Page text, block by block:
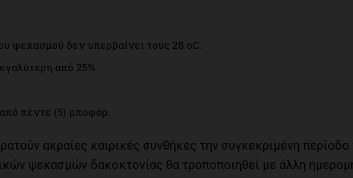
ψεκασμού δεν υπερβαίνει τους 28 οC.
από 25%.
πέντε (5) μποφόρ.
ακραίες καιρικές συνθήκες την συγκεκριμένη περίοδο
ψεκασμών δακοκτονίας θα τροποποιηθεί με άλλη